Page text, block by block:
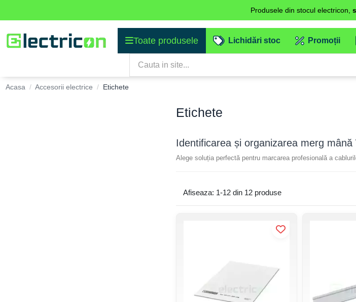
Produsele din stocul electricon,
Toate produsele Lichidări stoc Promoții
Acasa Accesorii electrice Etichete
Etichete
Identificarea și organizarea merg
Alege soluția perfectă pentru marcarea profesională a
Afiseaza: 1-12 din 12 produse